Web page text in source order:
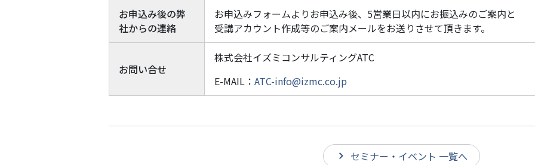
お申込み後の弊
社からの連絡
お申込みフォームよりお申込み後、5営業日以内にお振込みのご案内と
受講アカウント作成等のご案内メールをお送りさせて頂きます。
お問い合せ
株式会社イズミコンサルティングATC
E-MAIL： ATC-info@izmc.co.jp
セミナー・イベント 一覧へ